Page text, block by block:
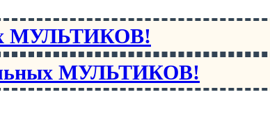
МУЛЬТИКОВ!
МУЛЬТИКОВ!